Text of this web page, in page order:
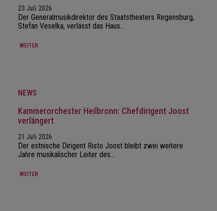
23 Juli 2026
Der Generalmusikdirektor des Staatstheaters Regensburg,
Stefan Veselka, verlässt das Haus…
WEITER
NEWS
Kammerorchester Heilbronn: Chefdirigent Joost
verlängert
21 Juli 2026
Der estnische Dirigent Risto Joost bleibt zwei weitere
Jahre musikalischer Leiter des…
WEITER